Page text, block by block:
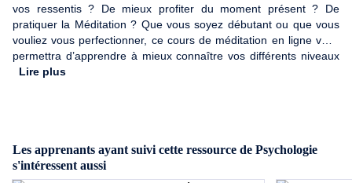
vos ressentis ? De mieux profiter du moment présent ? De
pratiquer la Méditation ? Que vous soyez débutant ou que vous
vouliez vous perfectionner, ce cours de méditation en ligne vous
permettra d’apprendre à mieux connaître vos différents niveaux
de conscience.
Lire plus
Les apprenants ayant suivi cette ressource de Psychologie
s'intéressent aussi